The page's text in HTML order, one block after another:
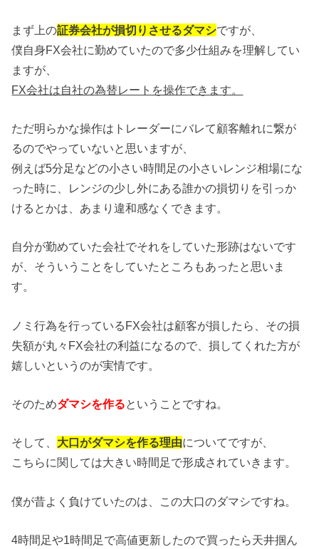
まず上の証券会社が損切りさせるダマシですが、
僕自身FX会社に勤めていたので多少仕組みを理解してい
ますが、
FX会社は自社の為替レートを操作できます。
ただ明らかな操作はトレーダーにバレて顧客離れに繋が
るのでやっていないと思いますが、
例えば5分足などの小さい時間足の小さいレンジ相場にな
った時に、レンジの少し外にある誰かの損切りを引っか
けるとかは、あまり違和感なくできます。
自分が勤めていた会社でそれをしていた形跡はないです
が、そういうことをしていたところもあったと思いま
す。
ノミ行為を行っているFX会社は顧客が損したら、その損
失額が丸々FX会社の利益になるので、損してくれた方が
嬉しいというのが実情です。
そのためダマシを作るということですね。
そして、 大口がダマシを作る理由についてですが、
こちらに関しては大きい時間足で形成されていきます。
僕が昔よく負けていたのは、この大口のダマシですね。
4時間足や1時間足で高値更新したので買ったら天井掴ん